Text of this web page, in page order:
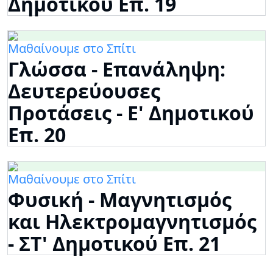
Μαθαίνουμε στο Σπίτι
Γλώσσα - Επανάληψη:
Δευτερεύουσες
Προτάσεις - Ε' Δημοτικού
Επ. 20
Μαθαίνουμε στο Σπίτι
Φυσική - Μαγνητισμός
και Ηλεκτρομαγνητισμός
- ΣΤ' Δημοτικού Επ. 21